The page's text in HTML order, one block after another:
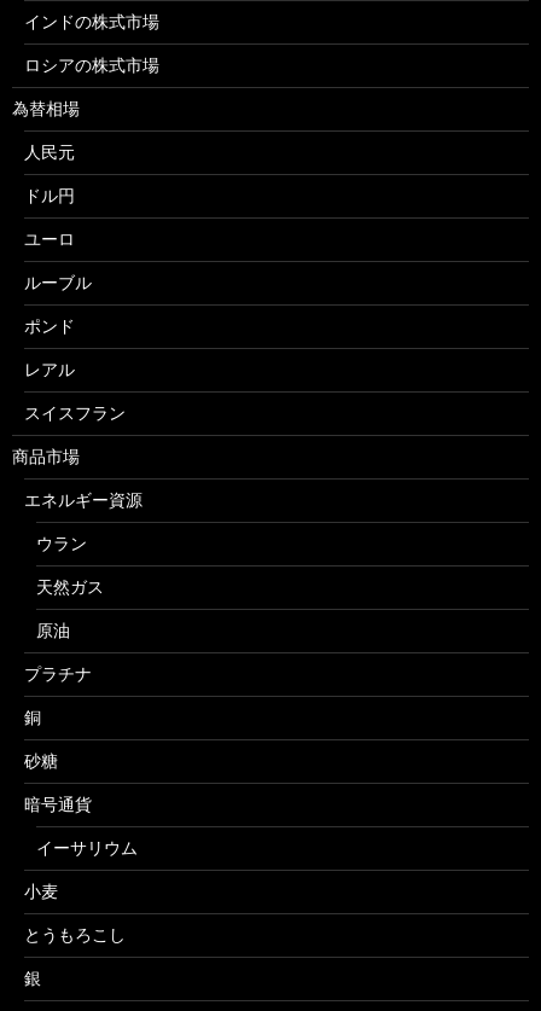
インドの株式市場
ロシアの株式市場
為替相場
人民元
ドル円
ユーロ
ルーブル
ポンド
レアル
スイスフラン
商品市場
エネルギー資源
ウラン
天然ガス
原油
プラチナ
銅
砂糖
暗号通貨
イーサリウム
小麦
とうもろこし
銀